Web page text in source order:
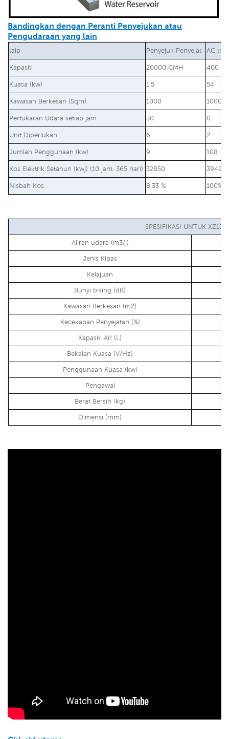
Bandingkan dengan Peranti Penyejukan atau
Pengudaraan yang lain
taip Penyejuk Penyejat AC
Kapasiti 20000 CMH 400
Kuasa (kw) 1.5 54
Kawasan Berkesan (Sqm) 1000 1000
Pertukaran Udara setiap jam 30 0
Unit Diperlukan 6 2
Jumlah Penggunaan (kw) 9 108
Kos Elektrik Setahun (kwj) (10 jam, 365 hari) 32850
Nisbah Kos 8.33 % 100%
SPESIFIKASI UNTUK XZ13-
Aliran udara (m3/j)
Jenis Kipas
Kelajuan
Bunyi bising (dB)
Kawasan Berkesan (m2)
Kecekapan Penyejatan (%)
Kapasiti Air (L)
Bekalan Kuasa (V/Hz)
Penggunaan Kuasa (kw)
Pengawal
Berat Bersih (kg)
Dimensi (mm)